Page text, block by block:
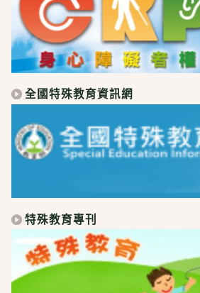
全國特殊教育資訊網
特殊教育專刊